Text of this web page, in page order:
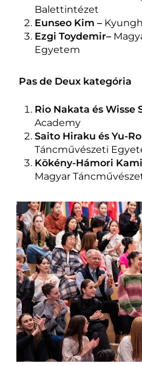
Balettintézet
Eunseo Kim –
Ezgi Toydemir–
Egyetem
Pas de Deux kategória
Rio Nakata és Wisse
Academy
Saito Hiraku és Yu-
Táncművészeti
Kökény-Hámori
Magyar